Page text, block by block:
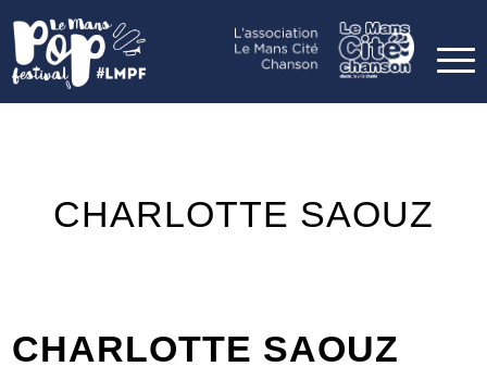
CHARLOTTE SAOUZ
CHARLOTTE SAOUZ